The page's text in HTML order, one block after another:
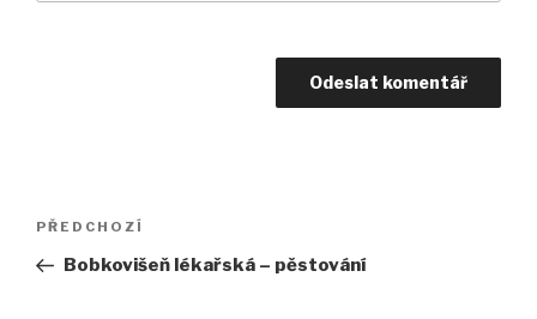
Navigace
příspěvek
Předchozí
příspěvek
PŘEDCHOZÍ
Bobkovišeň lékařská – pěstování